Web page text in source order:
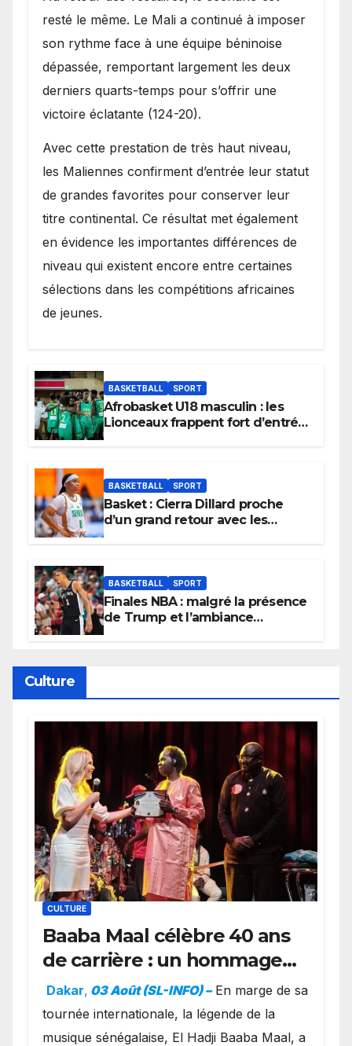
resté le même. Le Mali a continué à imposer
son rythme face à une équipe béninoise
dépassée, remportant largement les deux
derniers quarts-temps pour s’offrir une
victoire éclatante (124-20).
Avec cette prestation de très haut niveau,
les Maliennes confirment d’entrée leur statut
de grandes favorites pour conserver leur
titre continental. Ce résultat met également
en évidence les importantes différences de
niveau qui existent encore entre certaines
sélections dans les compétitions africaines
de jeunes.
BASKETBALL SPORT
Afrobasket U18 masculin : les
Lionceaux frappent fort d’entrée
BASKETBALL SPORT
Basket : Cierra Dillard proche
d’un grand retour avec les
BASKETBALL SPORT
Finales NBA : malgré la présence
de Trump et l’ambiance
Culture
CULTURE
Baaba Maal célèbre 40 ans
de carrière : un hommage
exceptionnel à Oslo en
présence de la famille
royale.
Dakar, 03 Août (SL-INFO) – ​En marge de sa
tournée internationale, la légende de la
musique sénégalaise, El Hadji Baaba Maal, a